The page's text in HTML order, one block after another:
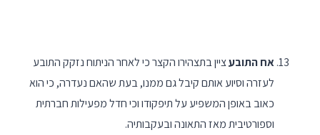
אח התובעציין בתצהירו הקצר כי לאחר הניתוח נזקק התובע
לעזרה וסיוע אותם קיבל גם ממנו, בעת שהאם נעדרה, כי הוא
כאוב באופן המשפיע על תיפקודו וכי חדל מפעילות חברתית
וספורטיבית מאז התאונה ובעקבותיה.